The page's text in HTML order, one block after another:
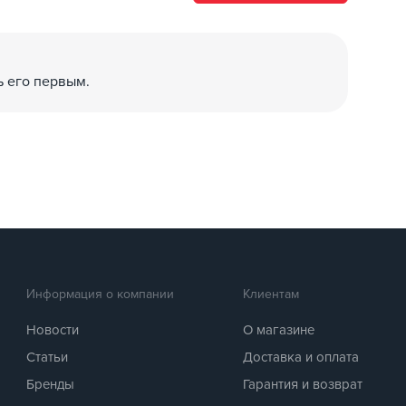
а также – футуристичный вид.
его первым.
Информация о компании
Новости
Статьи
Бренды
Клиентам
О магазине
Доставка и оплата
Гарантия и возврат